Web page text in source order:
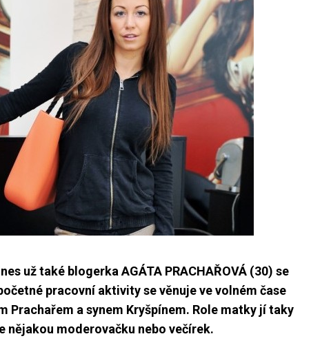
už také blogerka AGÁTA PRACHAŘOVÁ (30) se
pracovní aktivity se věnuje ve volném čase
Prachařem a synem Kryšpínem. Role matky jí taky
nějakou moderovačku nebo večírek.